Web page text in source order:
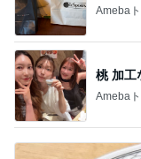
Ameba
桃 加工
Ameba